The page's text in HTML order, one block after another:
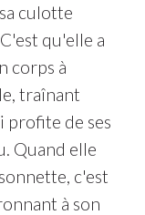
culotte
qu'elle a
corps à
traînant
profite de ses
Quand elle
c'est
à son